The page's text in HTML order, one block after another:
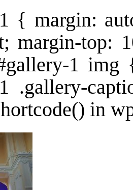
{ margin:
margin-top:
1
.gallery-
in